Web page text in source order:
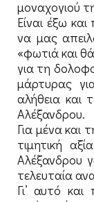
μοναχογιού
Είναι έξω
να μας
«φωτιά και
για τη
μάρτυρας
αλήθεια και
Αλέξανδρου.
Για μένα και
τιμητική
Αλέξανδρου
τελευταία
Γι’ αυτό